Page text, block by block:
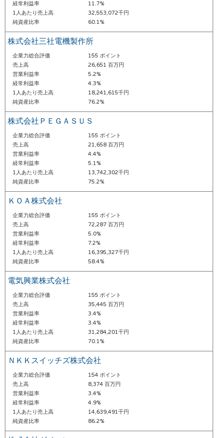
経常利益率
11.7%
1人あたり売上高
32,553,072千円
純資産比率
60.1%
株式会社三社電機製作所
企業力総合評価
155 ポイント
売上高
26,651 百万円
営業利益率
5.2%
経常利益率
4.3%
1人あたり売上高
18,241,615千円
純資産比率
76.2%
株式会社ＰＥＧＡＳＵＳ
企業力総合評価
155 ポイント
売上高
21,658 百万円
営業利益率
4.4%
経常利益率
5.1%
1人あたり売上高
13,742,302千円
純資産比率
75.2%
ＫＯＡ株式会社
企業力総合評価
155 ポイント
売上高
72,287 百万円
営業利益率
5.0%
経常利益率
7.2%
1人あたり売上高
16,395,327千円
純資産比率
58.4%
電気興業株式会社
企業力総合評価
155 ポイント
売上高
35,445 百万円
営業利益率
3.4%
経常利益率
3.4%
1人あたり売上高
31,284,201千円
純資産比率
70.1%
ＮＫＫスイッチズ株式会社
企業力総合評価
154 ポイント
売上高
8,374 百万円
営業利益率
3.4%
経常利益率
4.9%
1人あたり売上高
14,639,491千円
純資産比率
86.2%